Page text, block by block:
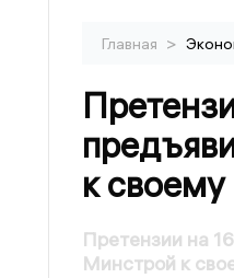
Главная >
к
Претензии на
Минстрой к